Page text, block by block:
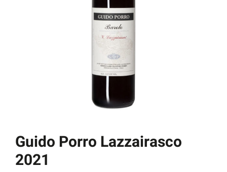
Catas y Actividades
Guido Porro Lazzairasco
2021